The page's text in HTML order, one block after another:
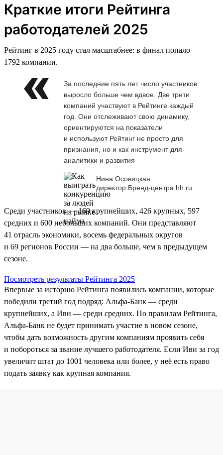
Краткие итоги Рейтинга
работодателей 2025
Рейтинг в 2025 году стал масштабнее: в финал попало
1792 компании.
За последние пять лет число участников
выросло больше чем вдвое. Две трети
компаний участвуют в Рейтинге каждый
год. Они отслеживают свою динамику,
ориентируются на показатели
и используют Рейтинг не просто для
признания, но и как инструмент для
аналитики и развития
Нина Осовицкая
директор Бренд-центра hh.ru
Среди участников — 169 крупнейших, 426 крупных, 597
средних и 600 небольших компаний. Они представляют
41 отрасль экономики, восемь федеральных округов
и 69 регионов России — на два больше, чем в предыдущем
сезоне.
Посмотреть результаты Рейтинга 2025
Впервые за историю Рейтинга появились компании, которые
победили третий год подряд: Альфа-Банк — среди
крупнейших, а Иви — среди средних. По правилам Рейтинга,
Альфа‑Банк не будет принимать участие в новом сезоне,
чтобы дать возможность другим компаниям проявить себя
и побороться за звание лучшего работодателя. Если Иви за год
увеличит штат до 1001 человека или более, у неё есть право
подать заявку как крупная компания.